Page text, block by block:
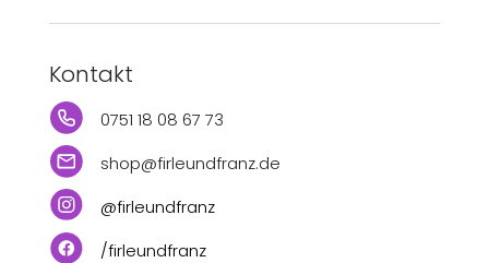
Kontakt
0751 18 08 67 73
shop@firleundfranz.de
@firleundfranz
/firleundfranz